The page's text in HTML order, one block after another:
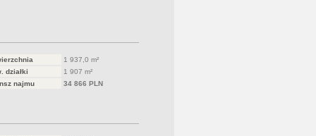
1 937,0 m²
działki
1 907 m²
najmu
34 866 PLN